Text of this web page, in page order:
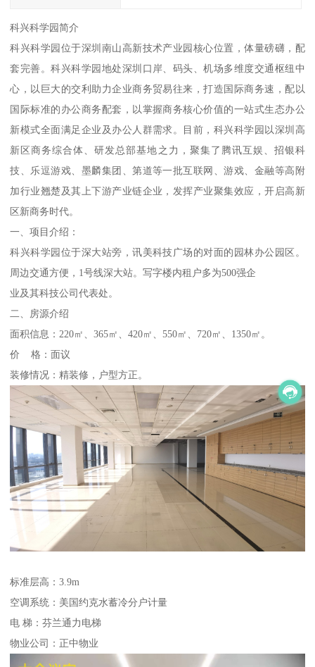
科兴科学园简介
科兴科学园位于深圳南山高新技术产业园核心位置，体量磅礴，配
套完善。科兴科学园地处深圳口岸、码头、机场多维度交通枢纽中
心，以巨大的交利助力企业商务贸易往来，打造国际商务速，配以
国际标准的办公商务配套，以掌握商务核心价值的一站式生态办公
新模式全面满足企业及办公人群需求。目前，科兴科学园以深圳高
新区商务综合体、研发总部基地之力，聚集了腾讯互娱、招银科
技、乐逗游戏、墨麟集团、第道等一批互联网、游戏、金融等高附
加行业翘楚及其上下游产业链企业，发挥产业聚集效应，开启高新
区新商务时代。
一、项目介绍：
科兴科学园位于深大站旁，讯美科技广场的对面的园林办公园区。
周边交通方便，1号线深大站。写字楼内租户多为500强企
业及其科技公司代表处。
二、房源介绍
面积信息：220㎡、365㎡、420㎡、550㎡、720㎡、1350㎡。
价 格：面议
装修情况：精装修，户型方正。
标准层高：3.9m
空调系统：美国约克水蓄冷分户计量
电 梯：芬兰通力电梯
物业公司：正中物业